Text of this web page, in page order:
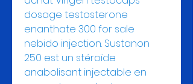
dosage testosterone
enanthate 300 for sale
nebido injection. Sustanon
250 est un stéroïde
anabolisant injectable en